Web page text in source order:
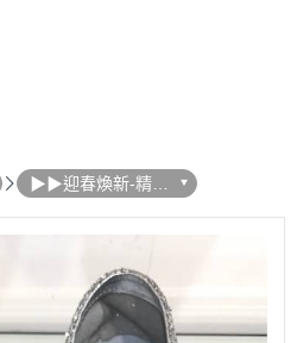
▶▶迎春煥新-精品
女鞋活動區